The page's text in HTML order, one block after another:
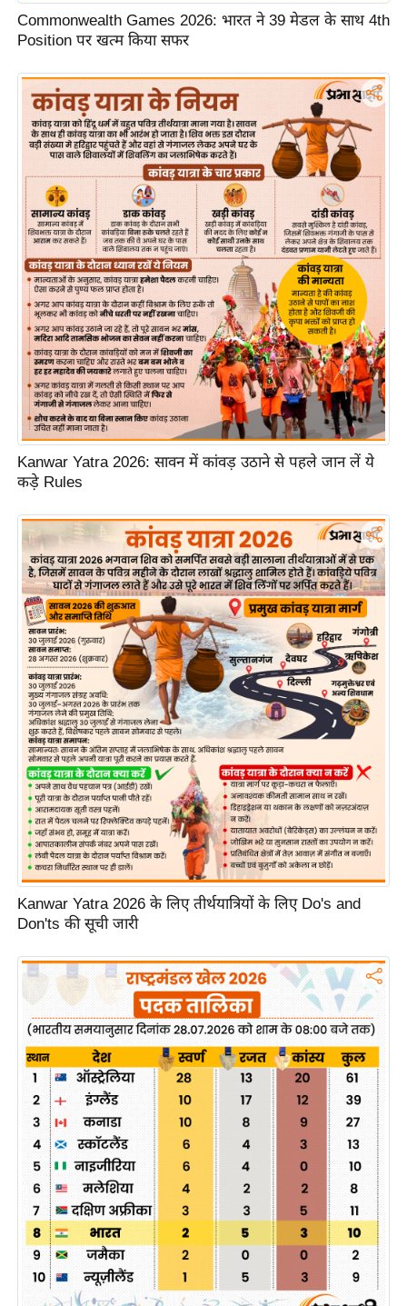
ऑ
व
र्ल्ड
न्यू
ज
ब्री
फ
म
नो
रं
ज
न
ज
ग
त
बॉ
ली
वु
ड
हॉ
ली
वु
ड
फि
ल्म
स
मी
क्षा
B
e
a
k
n
g
N
e
w
s
ला
इ
फ
स्टा
क्नॉ
लॉ
जी
ब्यू
Commonwealth Games 2026: भारत ने 39 मेडल के साथ 4th
Position पर खत्म किया सफर
Kanwar Yatra 2026: सावन में कांवड़ उठाने से पहले जान लें ये
कड़े Rules
Kanwar Yatra 2026 के लिए तीर्थयात्रियों के लिए Do's and
Don'ts की सूची जारी